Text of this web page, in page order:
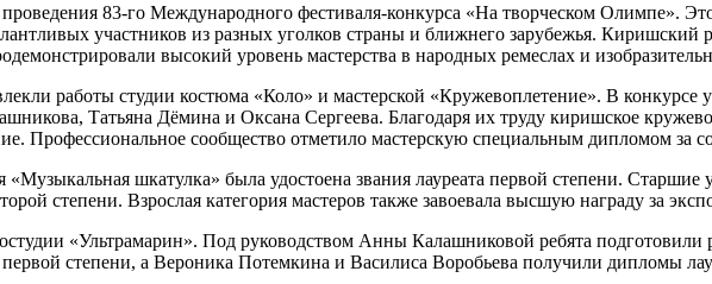
83-го Международного фестиваля-конкурса «На творческом Олимпе».
участников из разных уголков страны и ближнего зарубежья.
высокий уровень мастерства в народных ремеслах и
работы студии костюма «Коло» и мастерской «Кружевоплетение». В
Татьяна Дёмина и Оксана Сергеева. Благодаря их труду киришское
Профессиональное сообщество отметило мастерскую специальным дипломом за
шкатулка» была удостоена звания лауреата первой степени.
степени. Взрослая категория мастеров также завоевала высшую награду за
«Ультрамарин». Под руководством Анны Калашниковой ребята
степени, а Вероника Потемкина и Василиса Воробьева получили дипломы